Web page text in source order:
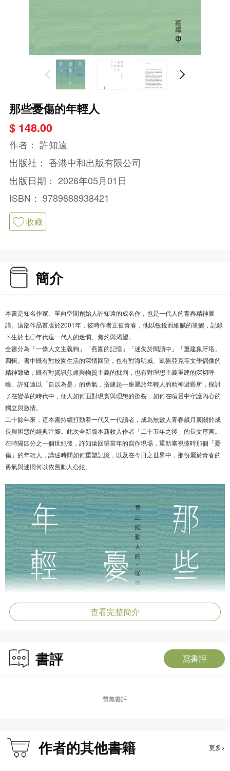
那些憂傷的年輕人
$ 148.00
作者： 許知遠
出版社： 香港中和出版有限公司
出版日期： 2026年05月01日
ISBN： 9789888938421
收藏
簡介
本書是知名作家、單向空間創始人許知遠的成名作，也是一代人的青春精神圖
譜。這部作品首版於2001年，彼時作者正值青春，他以敏銳而細膩的筆觸，記錄
下生於七〇年代這一代人的迷惘、焦灼與渴望。
全書分為「一條人文主義狗」「燕園的記憶」「迷失於閱讀中」「重建象牙塔」
四輯。書中既有對校園生活的深情回望，也有對海明威、凱魯亞克等文學偶像的
精神致敬；既有對資訊焦慮與物質主義的批判，也有對理想主義重建的深切呼
喚。許知遠以「自以為是」的勇氣，搭建起一座屬於年輕人的精神避難所，探討
了在變革的時代中，個人如何面對現實與理想的撕裂，如何在喧囂中守護內心的
獨立與激情。
二十餘年來，這本書持續打動着一代又一代讀者，成為無數人青春歲月裏關於成
長與困惑的經典注腳。此次全新版本新收入作者「二十五年之後」的長文序言。
在時隔四分之一個世紀後，許知遠回望當年的寫作現場，重新審視彼時那個「憂
傷」的年輕人，講述時間如何重塑記憶，以及在今日之世界中，那份屬於青春的
勇氣與迷惘何以依舊動人心絃。
查看完整簡介
書評 寫書評
暫無書評
作者的其他書籍 更多>